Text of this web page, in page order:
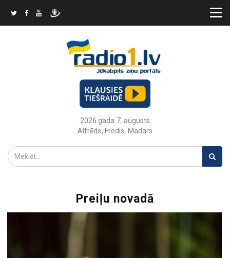
2026.gada 7. augusts
Alfrēds, Fredis, Madars
Preiļu novadā